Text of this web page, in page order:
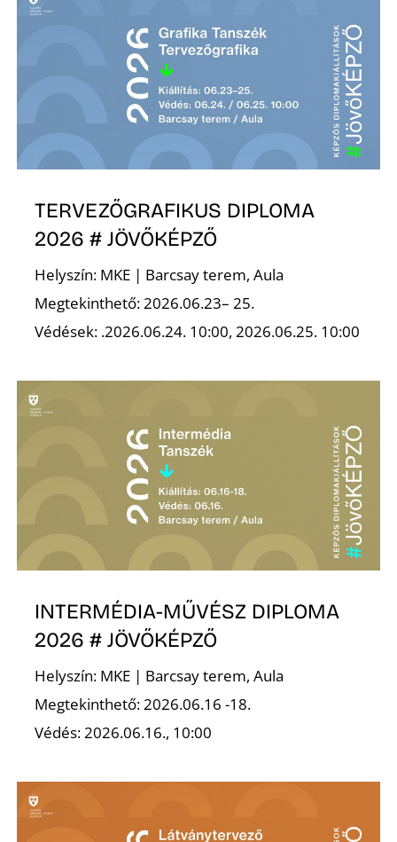
TERVEZŐGRAFIKUS DIPLOMA
2026 # JÖVŐKÉPZŐ
Helyszín: MKE | Barcsay terem, Aula
Megtekinthető: 2026.06.23– 25.
Védések: .2026.06.24. 10:00, 2026.06.25. 10:00
INTERMÉDIA-MŰVÉSZ DIPLOMA
2026 # JÖVŐKÉPZŐ
Helyszín: MKE | Barcsay terem, Aula
Megtekinthető: 2026.06.16 -18.
Védés: 2026.06.16., 10:00